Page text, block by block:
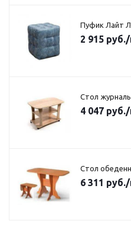
Пуфик Лайт
2 915 руб.
Стол
4 047 руб.
Стол
6 311 руб.